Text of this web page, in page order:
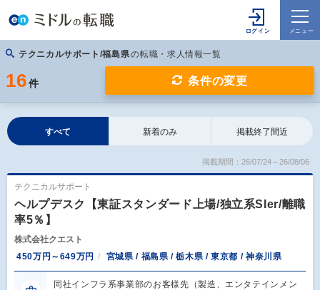
テクニカルサポート/福島県の転職・求人情報一覧
16 件 条件の変更
すべて 新着のみ 掲載終了間近
掲載期間：26/07/24～26/08/06
テクニカルサポート
ヘルプデスク【東証スタンダード上場/独立系SIer/離職
率5％】
株式会社クエスト
450万円～649万円
宮城県 / 福島県 / 栃木県 / 東京都 / 神奈川県
同社インフラ系事業部のお客様先（製造、エンタテインメン